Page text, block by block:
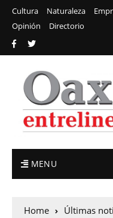
Cultura Naturaleza
Opinión
Directorio
MENU
Home
Últimas